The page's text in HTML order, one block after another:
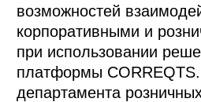
возможностей
корпоративными и
при использовании
платформы
департамента